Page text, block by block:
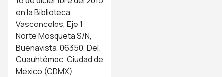
en la Biblioteca
Vasconcelos, Eje 1
Norte Mosqueta S/N,
Buenavista, 06350, Del.
Cuauhtémoc, Ciudad de
México (CDMX).